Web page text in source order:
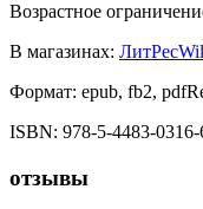
Возрастное
В магазинах: ЛитРес
Формат: epub, fb2,
ISBN: 978-5-4483-0316-
отзывы